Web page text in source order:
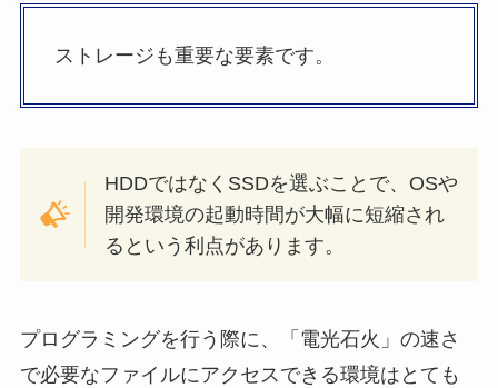
ストレージも重要な要素です。
HDDではなくSSDを選ぶことで、OSや
開発環境の起動時間が大幅に短縮され
るという利点があります。
プログラミングを行う際に、「電光石火」の速さ
で必要なファイルにアクセスできる環境はとても